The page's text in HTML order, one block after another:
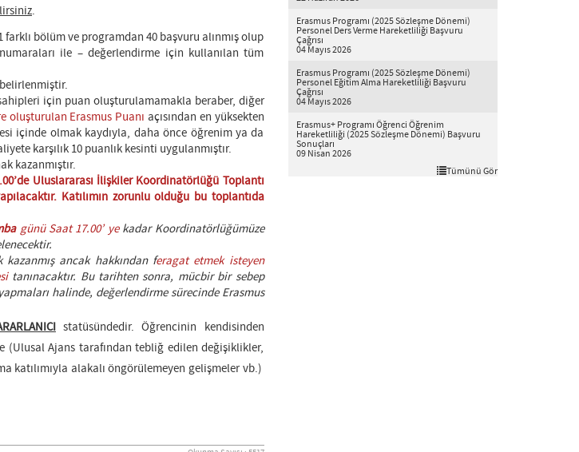
.
bölüm ve programdan 40 başvuru alınmış olup
ile – değerlendirme için kullanılan tüm
belirlenmiştir.
için puan oluşturulamamakla beraber, diğer
oluşturulan Erasmus Puanı açısından en yüksekten
içinde olmak kaydıyla, daha önce öğrenim ya da
karşılık 10 puanlık kesinti uygulanmıştır.
kazanmıştır.
Uluslararası İlişkiler Koordinatörlüğü Toplantı
Katılımın zorunlu olduğu bu toplantıda
günü Saat 17.00’ yekadar Koordinatörlüğümüze
ancak hakkından feragat etmek isteyen
tanınacaktır. Bu tarihten sonra, mücbir bir sebep
halinde, değerlendirme sürecinde Erasmus
statüsündedir. Öğrencinin kendisinden
(Ulusal Ajans tarafından tebliğ edilen değişiklikler,
katılımıyla alakalı öngörülemeyen gelişmeler vb.)
Erasmus Programı (2025 Sözleşme Dönemi)
Personel Ders Verme Hareketliliği Başvuru
Çağrısı
04 Mayıs 2026
Erasmus Programı (2025 Sözleşme Dönemi)
Personel Eğitim Alma Hareketliliği Başvuru
Çağrısı
04 Mayıs 2026
Erasmus+ Programı Öğrenci Öğrenim
Hareketliliği (2025 Sözleşme Dönemi) Başvuru
Sonuçları
09 Nisan 2026
Tümünü Gör